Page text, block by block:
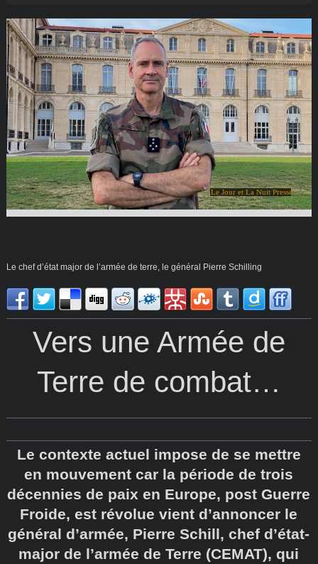
Le Jour et La Nuit Presse
Le chef d’état major de l’armée de terre, le général Pierre Schilling
Vers une Armée de
Terre de combat…
Le contexte actuel impose de se mettre
en mouvement car la période de trois
décennies de paix en Europe, post Guerre
Froide, est révolue vient d’annoncer le
général d’armée, Pierre Schill, chef d’état-
major de l’armée de Terre (CEMAT), qui